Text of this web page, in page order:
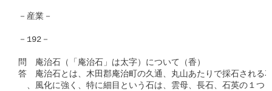
－産業－
－192－
問　庵治石（「庵治石」は太字）について（香）
答　庵治石とは、木田郡庵治町の久通、丸山あたりで採石される
、風化に強く、特に細目という石は、雲母、長石、石英の１つ